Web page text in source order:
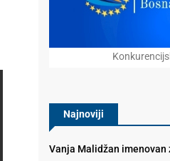
Najnoviji
Vanja Malidžan imenovan